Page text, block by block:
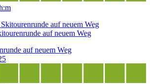
auf neuem Weg
auf neuem Weg